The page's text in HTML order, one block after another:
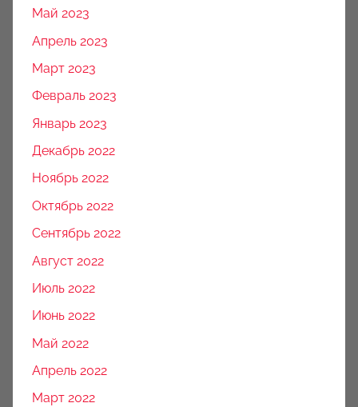
Май 2023
Апрель 2023
Март 2023
Февраль 2023
Январь 2023
Декабрь 2022
Ноябрь 2022
Октябрь 2022
Сентябрь 2022
Август 2022
Июль 2022
Июнь 2022
Май 2022
Апрель 2022
Март 2022